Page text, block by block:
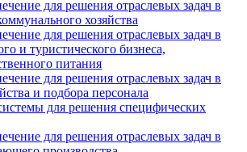
для решения отраслевых задач в
хозяйства
для решения отраслевых задач в
и туристического бизнеса,
питания
для решения отраслевых задач в
и подбора персонала
для решения специфических
для решения отраслевых задач в